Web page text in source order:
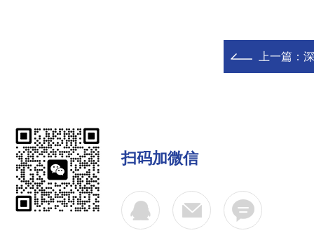
上一篇：
扫码加微信